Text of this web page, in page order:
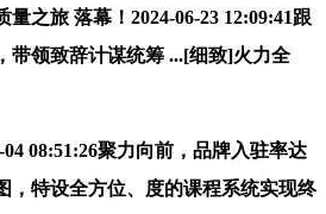
之旅 落幕！2024-06-23 12:09:41跟
带领致辞计谋统筹 ...[细致]火力全
08:51:26聚力向前，品牌入驻率达
，特设全方位、度的课程系统实现终